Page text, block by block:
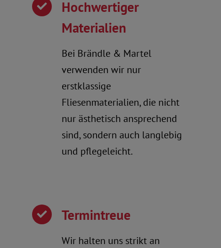
Hochwertiger
Materialien
Bei Brändle & Martel
verwenden wir nur
erstklassige
Fliesenmaterialien, die nicht
nur ästhetisch ansprechend
sind, sondern auch langlebig
und pflegeleicht.
Termintreue
Wir halten uns strikt an